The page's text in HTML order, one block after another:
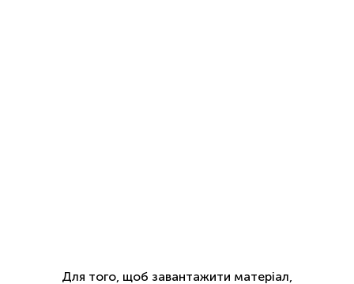
Для того, щоб завантажити матеріал,